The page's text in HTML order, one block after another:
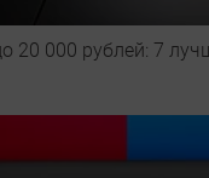
20 000 рублей: 7